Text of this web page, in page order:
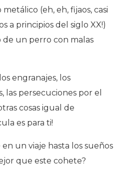
(eh, eh, fijaos, casi
a principios del siglo XX!)
un perro con malas
engranajes, los
las persecuciones por el
cosas igual de
es para ti!
un viaje hasta los sueños
que este cohete?